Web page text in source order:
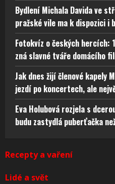
Bydlení Michala Davida ve
pražské vile ma k dispozici i
Fotokvíz o českých
zná slavné tváře domácího
Jak dnes žijí členové kapely
jezdí po koncertech, ale
Eva Holubová rozjela s
budu zastydlá puberťačka
Recepty a vaření
Lidé a svět